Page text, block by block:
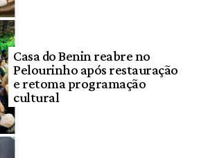
Casa do Benin reabre no
Pelourinho após restauração
e retoma programação
cultural